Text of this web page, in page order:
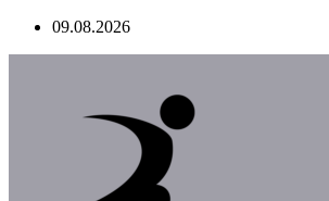
Перейти09.08.2026